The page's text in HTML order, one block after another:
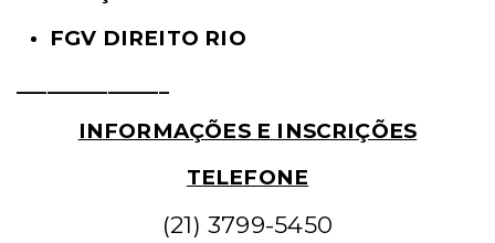
FGV DIREITO RIO
INFORMAÇÕES E INSCRIÇÕES
TELEFONE
(21) 3799-5450